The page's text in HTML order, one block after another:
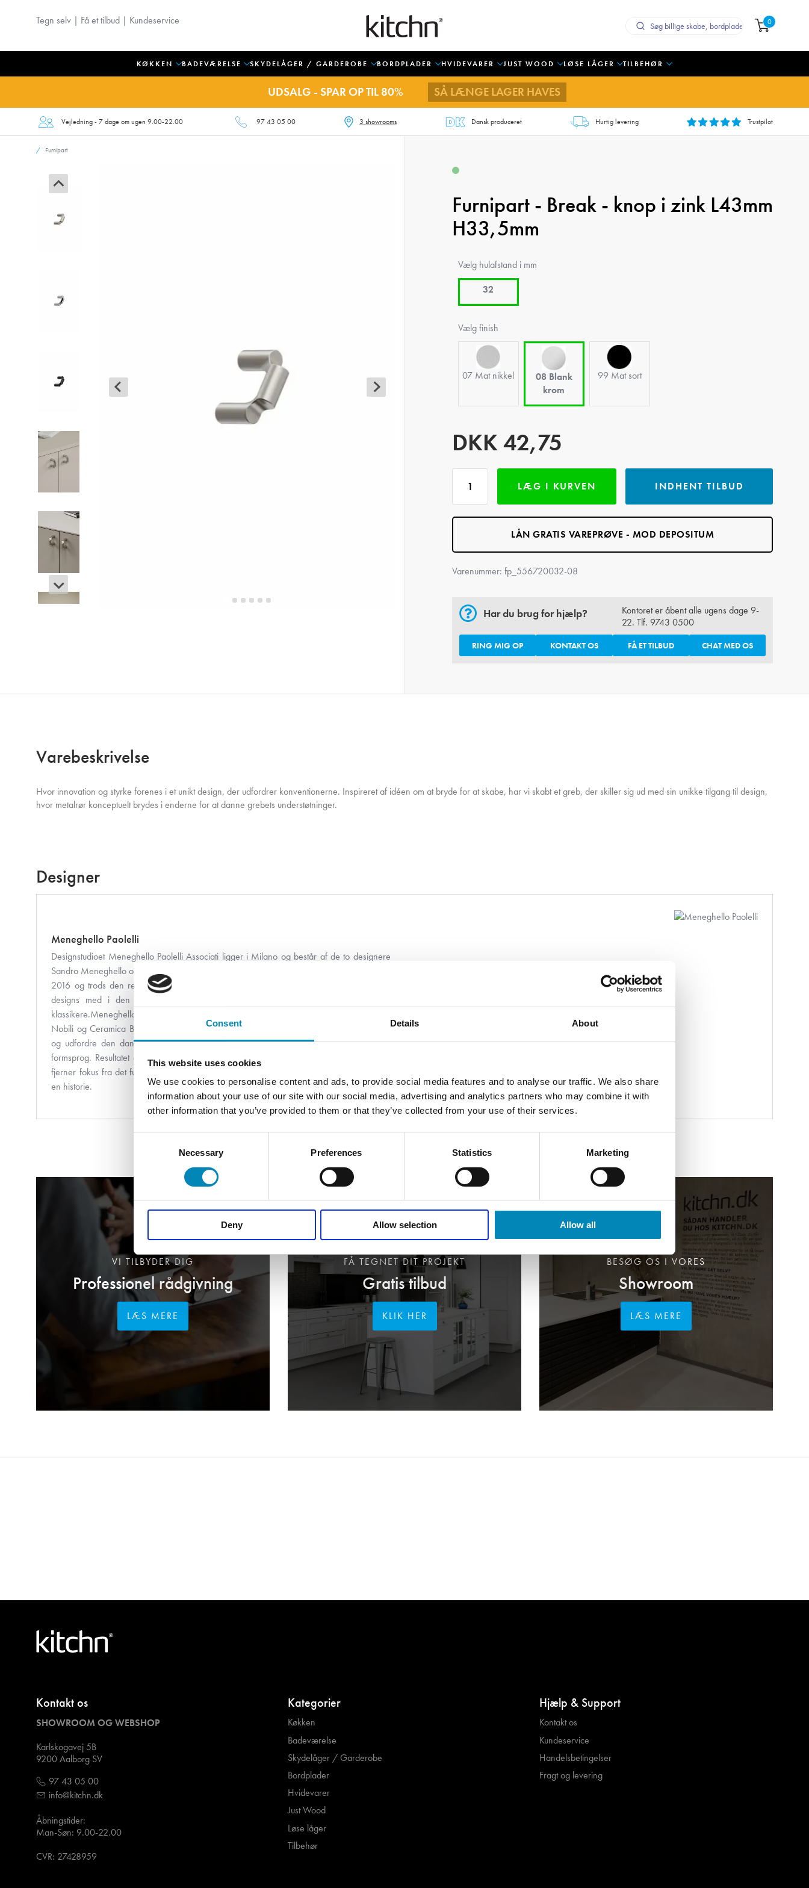
Consent Details About
This website uses cookies
We use cookies to personalise content and ads, to provide social media features and to analyse our traffic. We also share
information about your use of our site with our social media, advertising and analytics partners who may combine it with
other information that you’ve provided to them or that they’ve collected from your use of their services.
Necessary Preferences Statistics Marketing
Deny Allow selection Allow all
Tegn selv | Få et tilbud | Kundeservice 0
KØKKEN BADEVÆRELSE SKYDELÅGER / GARDEROBE BORDPLADER HVIDEVARER JUST WOOD LØSE LÅGER TILBEHØR
UDSALG - SPAR OP TIL 80% SÅ LÆNGE LAGER HAVES
Vejledning - 7 dage om ugen 9.00-22.00 97 43 05 00 3 showrooms Dansk produceret Hurtig levering Trustpilot
Furnipart
Furnipart - Break - knop i zink L43mm
H33,5mm
Vælg hulafstand i mm
32
Vælg finish
07 Mat nikkel
08 Blank
krom
99 Mat sort
DKK42,75
LÆG I KURVEN INDHENT TILBUD
LÅN GRATIS VAREPRØVE - MOD DEPOSITUM
Varenummer: fp_556720032-08
Har du brug for hjælp?
Kontoret er åbent alle ugens dage 9-
22. Tlf. 9743 0500
RING MIG OP KONTAKT OS FÅ ET TILBUD CHAT MED OS
Varebeskrivelse
Hvor innovation og styrke forenes i et unikt design, der udfordrer konventionerne. Inspireret af idéen om at bryde for at skabe, har vi skabt et greb, der skiller sig ud med sin unikke tilgang til design,
hvor metalrør konceptuelt brydes i enderne for at danne grebets understøtninger.
Designer
Meneghello Paolelli
Designstudioet Meneghello Paolelli Associati ligger i Milano og består af de to designere
Sandro Meneghello og Marco Paolelli. furnipart indledte et samarbejde med designstudiet i
2016 og trods den relativt korte tid har Meneghello Paolelli Associati allerede adskillige
designs med i den faste kollektion – designs der allerede nu kan betegnes som
klassikere.Meneghello Paolelli Associatis øvrige referencer tæller brands som Artceram,
Nobili og Ceramica Bardelli m.fl. Duoen siger selv, at de bestræber sig på at genfortælle
og udfordre den danske designtradition i deres arbejde – og det med deres helt eget
formsprog. Resultatet er greb og knopper med smukke, underspillede detaljer, der aldrig
fjerner fokus fra det funktionelle men i stedet bruges til at understøtte formen eller fortælle
en historie.
Professionel rådgivning
VI TILBYDER DIG
LÆS MERE
Gratis tilbud
FÅ TEGNET DIT PROJEKT
KLIK HER
Showroom
BESØG OS I VORES
LÆS MERE
Kontakt os
SHOWROOM OG WEBSHOP
Karlskogavej 5B
9200 Aalborg SV
97 43 05 00
info@kitchn.dk
Åbningstider:
Man-Søn: 9.00-22.00
CVR: 27428959
Kategorier
Køkken
Badeværelse
Skydelåger / Garderobe
Bordplader
Hvidevarer
Just Wood
Løse låger
Tilbehør
Hjælp & Support
Kontakt os
Kundeservice
Handelsbetingelser
Fragt og levering